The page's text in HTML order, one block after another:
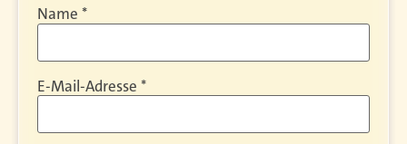
Name *
E-Mail-Adresse *